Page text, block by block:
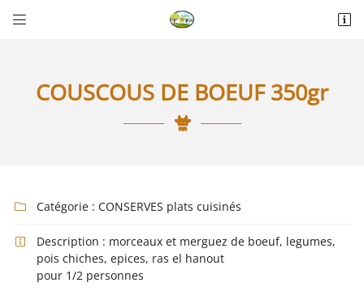
 
La Thérèsière
 Adresse email de réception
COUSCOUS DE BOEUF 350gr
 Catégorie : CONSERVES plats cuisinés
 Description : morceaux et merguez de boeuf, legumes,
pois chiches, epices, ras el hanout
pour 1/2 personnes